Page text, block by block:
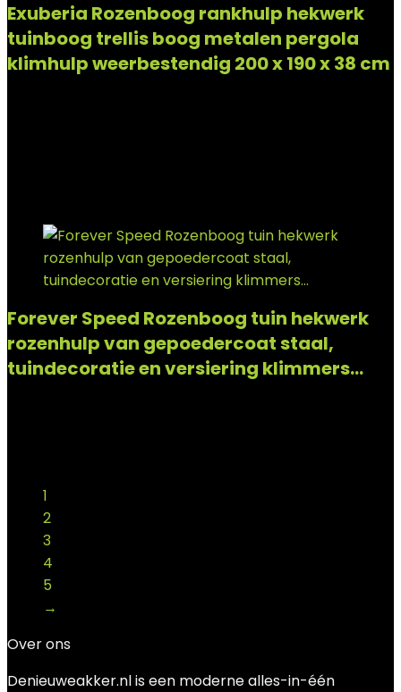
Exuberia Rozenboog rankhulp hekwerk
tuinboog trellis boog metalen pergola
klimhulp weerbestendig 200 x 190 x 38 cm
Forever Speed Rozenboog tuin hekwerk
rozenhulp van gepoedercoat staal,
tuindecoratie en versiering klimmers…
1
2
3
4
5
→
Over ons
Denieuweakker.nl is een moderne alles-in-één